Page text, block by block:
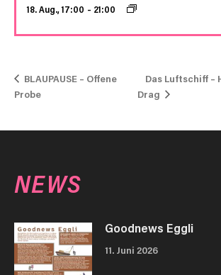
18. Aug., 17:00 – 21:00
BLAUPAUSE – Offene
Probe
Das Luftschiff –
Drag
NEWS
Goodnews Eggli
11. Juni 2026